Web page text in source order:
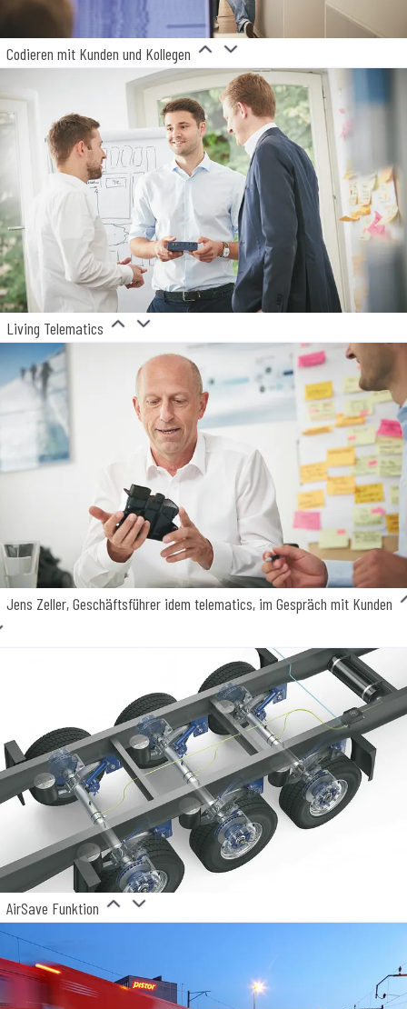
Codieren mit Kunden und Kollegen
Living Telematics
Jens Zeller, Geschäftsführer idem telematics, im Gespräch mit Kunden
AirSave Funktion